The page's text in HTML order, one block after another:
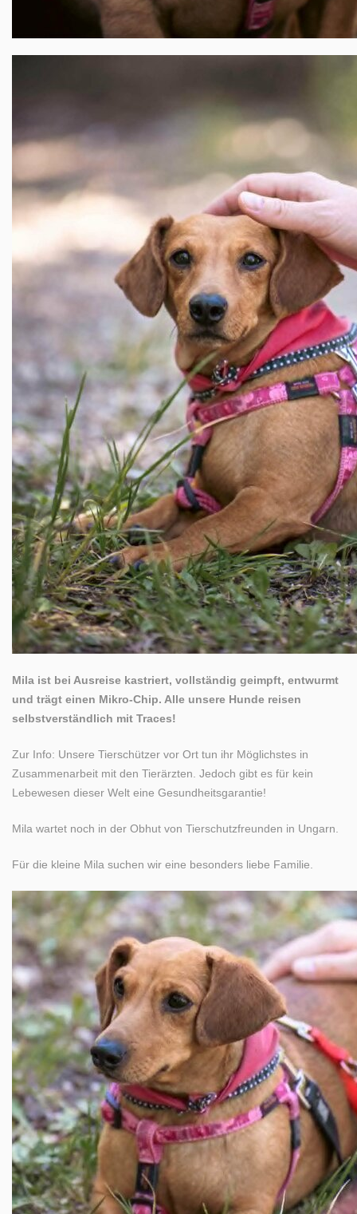
Mila ist bei Ausreise kastriert, vollständig geimpft, entwurmt
und trägt einen Mikro-Chip. Alle unsere Hunde reisen
selbstverständlich mit Traces!
Zur Info: Unsere Tierschützer vor Ort tun ihr Möglichstes in
Zusammenarbeit mit den Tierärzten. Jedoch gibt es für kein
Lebewesen dieser Welt eine Gesundheitsgarantie!
Mila wartet noch in der Obhut von Tierschutzfreunden in Ungarn.
Für die kleine Mila suchen wir eine besonders liebe Familie.